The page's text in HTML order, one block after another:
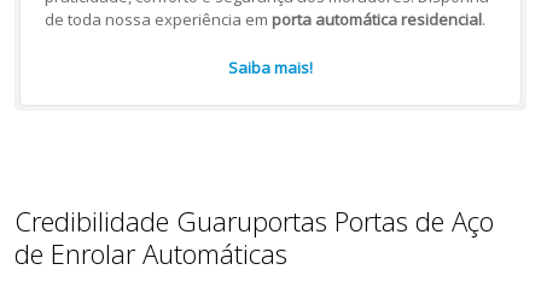
de toda nossa experiência em porta automática residencial.
Saiba mais!
Credibilidade Guaruportas Portas de Aço
de Enrolar Automáticas